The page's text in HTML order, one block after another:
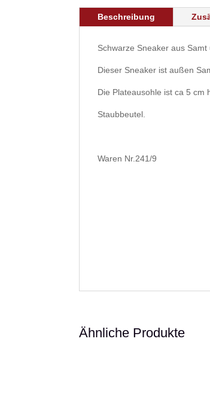
Beschreibung
Schwarze Sneaker aus
Dieser Sneaker ist außen
Die Plateausohle ist ca 5 cm
Staubbeutel.
Waren Nr.241/9
Ähnliche Produkte